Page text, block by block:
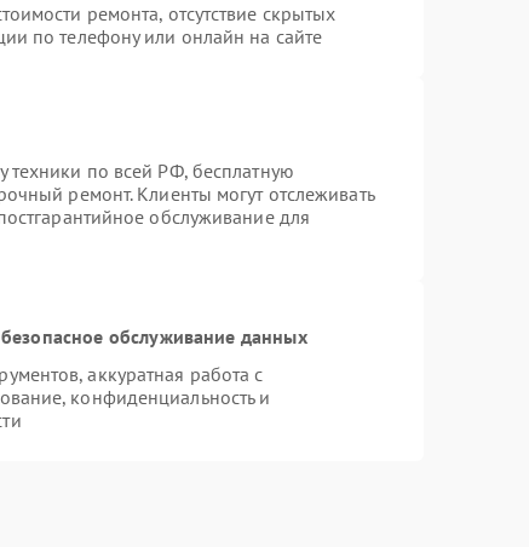
ремонта, отсутствие скрытых
по телефону или онлайн на сайте
техники по всей РФ, бесплатную
ремонт. Клиенты могут отслеживать
обслуживание для
обслуживание данных
аккуратная работа с
конфиденциальность и